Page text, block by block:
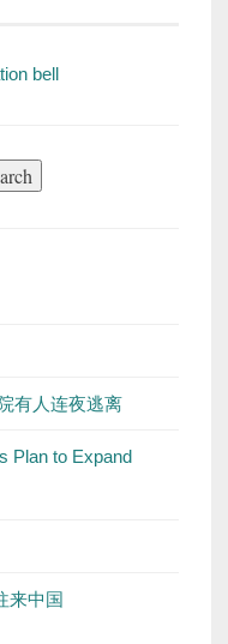
有人连夜逃离
Plan to Expand
来中国